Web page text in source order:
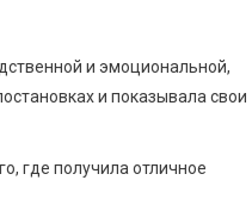
и эмоциональной,
и показывала свои
где получила отличное